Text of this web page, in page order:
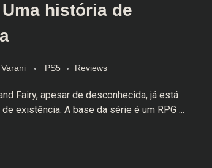
história de
PS5 Reviews
Fairy, apesar de desconhecida, já está
existência. A base da série é um RPG ...